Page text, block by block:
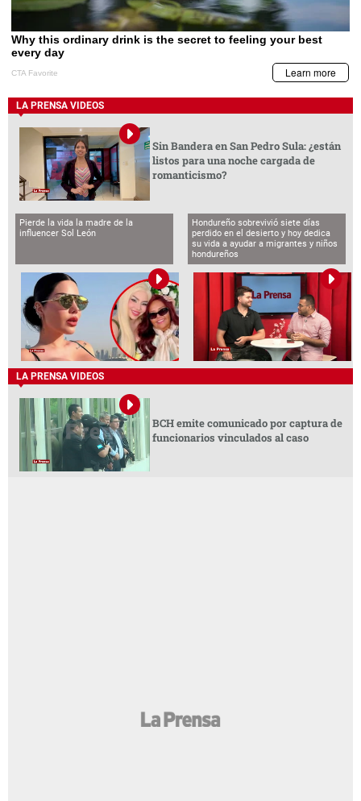
LA PRENSA VIDEOS
Sin Bandera en San Pedro Sula: ¿están
listos para una noche cargada de
romanticismo?
Pierde la vida la madre de la
influencer Sol León
Hondureño sobrevivió siete días
perdido en el desierto y hoy dedica
su vida a ayudar a migrantes y niños
hondureños
LA PRENSA VIDEOS
BCH emite comunicado por captura de
funcionarios vinculados al caso